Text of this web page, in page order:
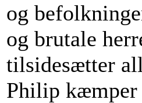
og
og brutale
tilsidesætter
Philip kæmper